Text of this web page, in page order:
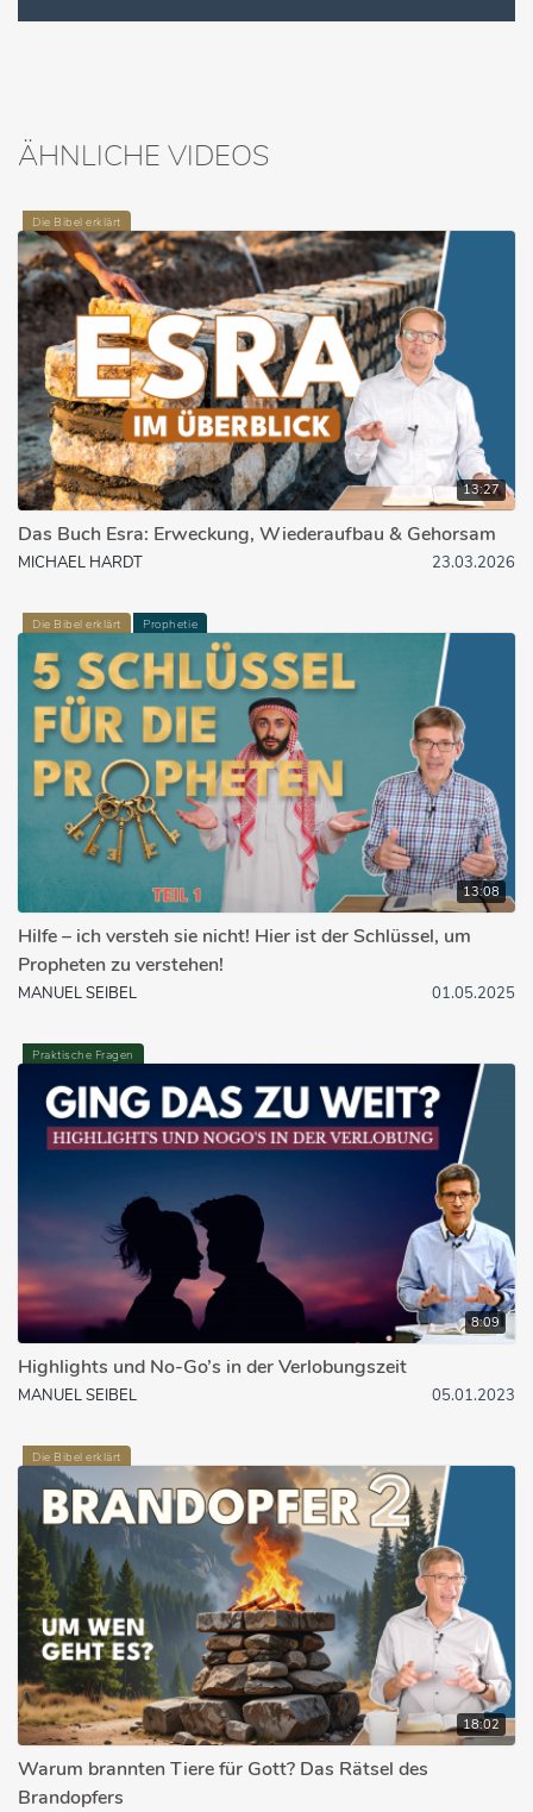
ÄHNLICHE VIDEOS
Die Bibel erklärt
13:27
Das Buch Esra: Erweckung, Wiederaufbau & Gehorsam
MICHAEL HARDT 23.03.2026
Die Bibel erklärt Prophetie
13:08
Hilfe – ich versteh sie nicht! Hier ist der Schlüssel, um
Propheten zu verstehen!
MANUEL SEIBEL 01.05.2025
Praktische Fragen
8:09
Highlights und No-Go’s in der Verlobungszeit
MANUEL SEIBEL 05.01.2023
Die Bibel erklärt
18:02
Warum brannten Tiere für Gott? Das Rätsel des
Brandopfers